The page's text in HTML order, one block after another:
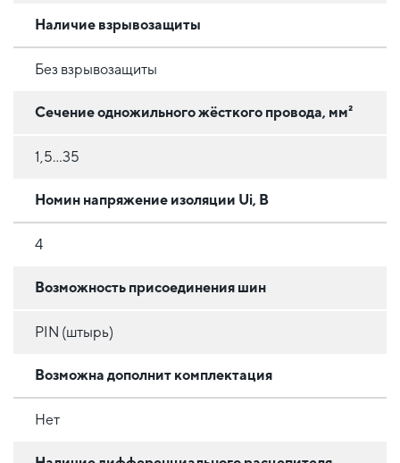
Наличие взрывозащиты
Без взрывозащиты
Сечение одножильного жёсткого провода, мм²
1,5...35
Номин напряжение изоляции Ui, В
4
Возможность присоединения шин
PIN (штырь)
Возможна дополнит комплектация
Нет